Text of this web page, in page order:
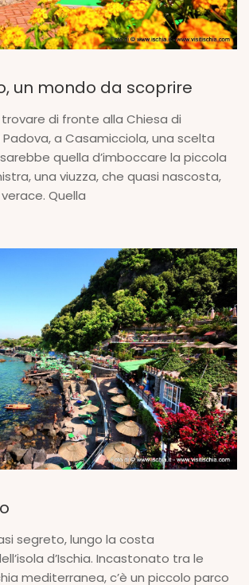
un mondo da scoprire
di fronte alla Chiesa di
Padova, a Casamicciola, una scelta
quella d’imboccare la piccola
una viuzza, che quasi nascosta,
Quella
segreto, lungo la costa
d’Ischia. Incastonato tra le
mediterranea, c’è un piccolo parco